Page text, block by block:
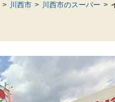
> 川西市 > 川西市のスーパー >